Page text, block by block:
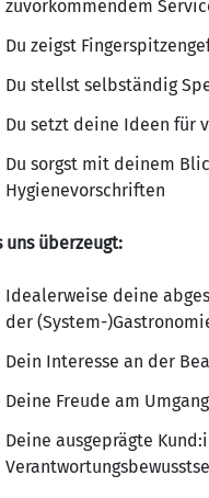
zuvorkommendem
Du zeigst
Du stellst selbständig
Du setzt deine Ideen für
Du sorgst mit deinem
Hygienevorschriften
uns überzeugt:
Idealerweise deine
der (System-
Dein Interesse an der
Deine Freude am
Deine ausgeprägte